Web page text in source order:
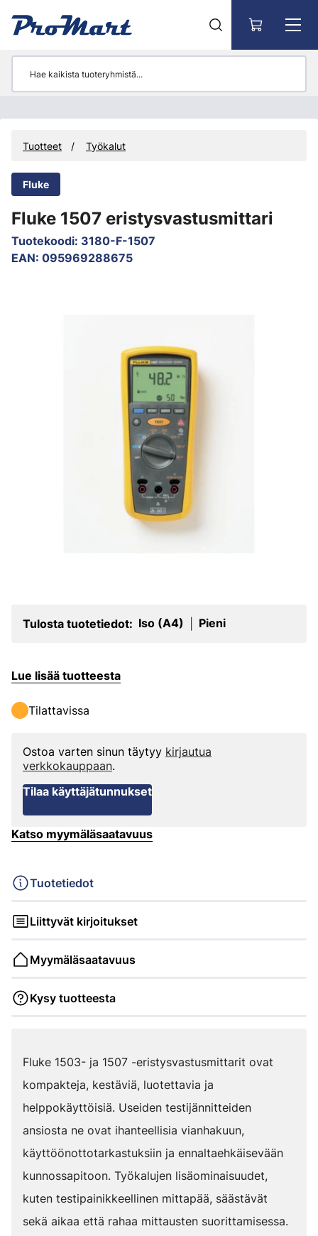
Tuotteet Työkalut
Fluke
Fluke 1507 eristysvastusmittari
Tuotekoodi: 3180-F-1507
EAN: 095969288675
Tulosta tuotetiedot: Iso (A4) Pieni
Lue lisää tuotteesta
Tilattavissa
Ostoa varten sinun täytyy kirjautua
verkkokauppaan.
Tilaa käyttäjätunnukset
Katso myymäläsaatavuus
Tuotetiedot
Liittyvät kirjoitukset
Myymäläsaatavuus
Kysy tuotteesta
Fluke 1503- ja 1507 -eristysvastusmittarit ovat
kompakteja, kestäviä, luotettavia ja
helppokäyttöisiä. Useiden testijännitteiden
ansiosta ne ovat ihanteellisia vianhakuun,
käyttöönottotarkastuksiin ja ennaltaehkäisevään
kunnossapitoon. Työkalujen lisäominaisuudet,
kuten testipainikkeellinen mittapää, säästävät
sekä aikaa että rahaa mittausten suorittamisessa.